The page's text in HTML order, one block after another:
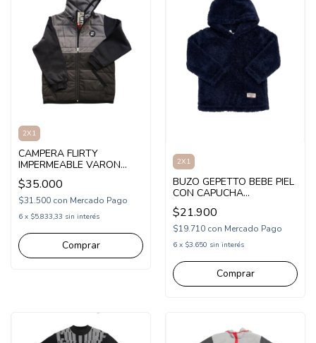
2X1
CAMPERA FLIRTY
IMPERMEABLE VARON
COMBINADA (FL25100)
$35.000
$31.500 con Mercado Pago
6 x $5.833,33 sin interés
Comprar
2X1
BUZO GEPETTO BEBE PIEL
CON CAPUCHA
(GT274322)
$21.900
$19.710 con Mercado Pago
6 x $3.650 sin interés
Comprar